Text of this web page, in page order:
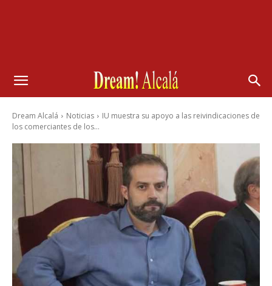
Dream Alcalá Noticias
IU muestra su apoyo a las reivindicaciones de
los comerciantes de los...